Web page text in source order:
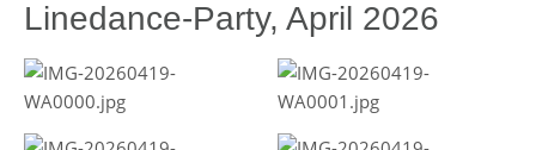
Linedance-Party, April 2026